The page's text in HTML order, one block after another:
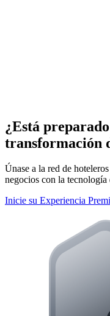
Defina títulos públicos,
promocionales específicos
¿Está
transformación
Únase a la red de
negocios con la
Inicie su Experiencia